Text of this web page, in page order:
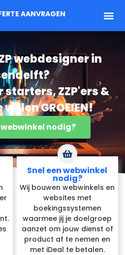
AANVRAGEN
webdesigner in
starters, ZZP'ers &
GROEIEN!
nodig?
Snel een webwinkel
nodig?
Wij bouwen webwinkels en
websites met
boekingssystemen
waarmee jij je doelgroep
aanzet om jouw dienst of
product af te nemen en
met iDeal te betalen.